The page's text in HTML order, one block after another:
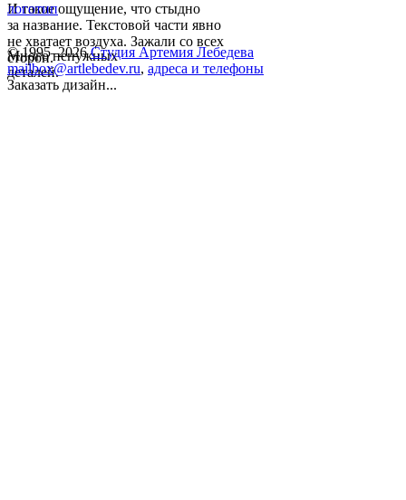
И такое ощущение, что стыдно
за название. Текстовой части явно
не хватает воздуха. Зажали со всех
сторон.
Много ненужных
деталей.
логотип
© 1995–2026 Студия Артемия Лебедева
mailbox@artlebedev.ru, адреса и телефоны
Заказать дизайн...